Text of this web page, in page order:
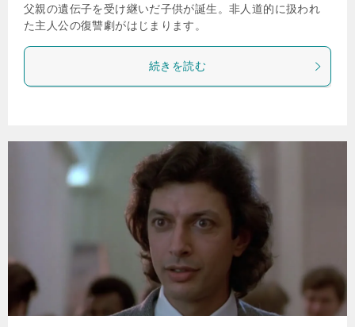
父親の遺伝子を受け継いだ子供が誕生。非人道的に扱われ
た主人公の復讐劇がはじまります。
続きを読む